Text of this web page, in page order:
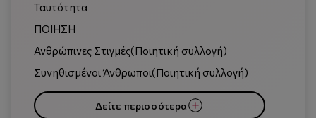
Ταυτότητα
ΠΟΙΗΣΗ
Ανθρώπινες Στιγμές(Ποιητική συλλογή)
Συνηθισμένοι Άνθρωποι(Ποιητική συλλογή)
Δείτε περισσότερα